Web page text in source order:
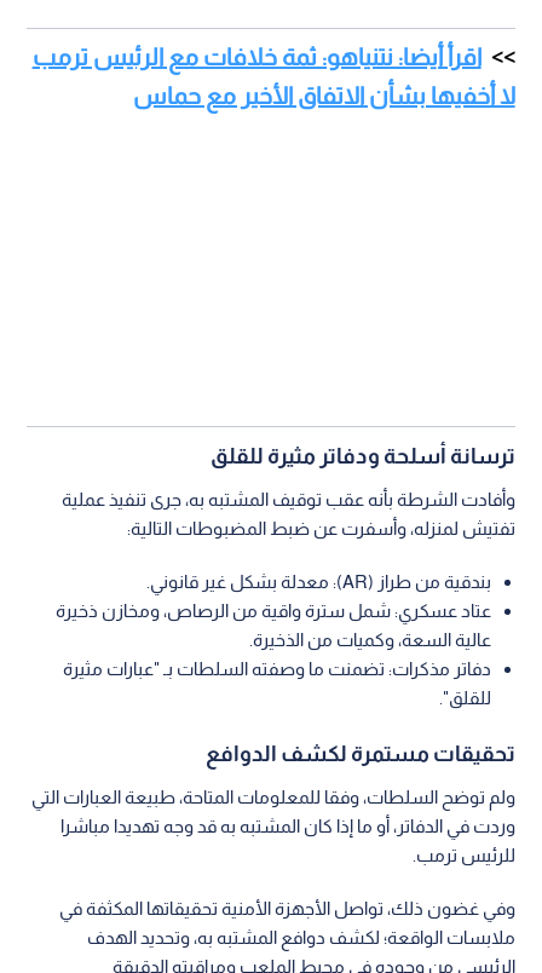
اقرأ أيضا: نتنياهو: ثمة خلافات مع الرئيس ترمب
لا أخفيها بشأن الاتفاق الأخير مع حماس
ترسانة أسلحة ودفاتر مثيرة للقلق
وأفادت الشرطة بأنه عقب توقيف المشتبه به، جرى تنفيذ عملية
تفتيش لمنزله، وأسفرت عن ضبط المضبوطات التالية:
بندقية من طراز (AR): معدلة بشكل غير قانوني.
عتاد عسكري: شمل سترة واقية من الرصاص، ومخازن ذخيرة
عالية السعة، وكميات من الذخيرة.
دفاتر مذكرات: تضمنت ما وصفته السلطات بـ "عبارات مثيرة
للقلق".
تحقيقات مستمرة لكشف الدوافع
ولم توضح السلطات، وفقا للمعلومات المتاحة، طبيعة العبارات التي
وردت في الدفاتر، أو ما إذا كان المشتبه به قد وجه تهديدا مباشرا
للرئيس ترمب.
وفي غضون ذلك، تواصل الأجهزة الأمنية تحقيقاتها المكثفة في
ملابسات الواقعة؛ لكشف دوافع المشتبه به، وتحديد الهدف
الرئيسي من وجوده في محيط الملعب ومراقبته الدقيقة